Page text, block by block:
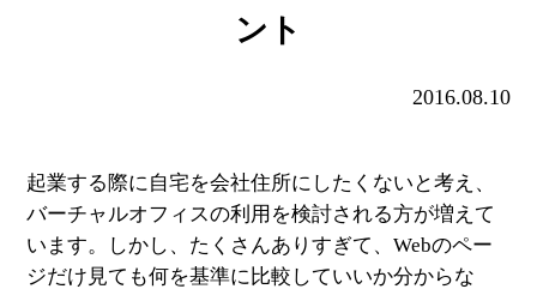
ント
2016.08.10
起業する際に自宅を会社住所にしたくないと考え、
バーチャルオフィスの利用を検討される方が増えて
います。しかし、たくさんありすぎて、Webのペー
ジだけ見ても何を基準に比較していいか分からな